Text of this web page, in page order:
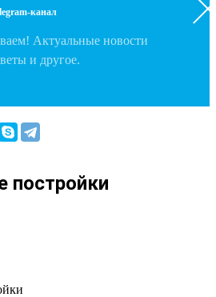
канал
Актуальные новости
и другое.
постройки